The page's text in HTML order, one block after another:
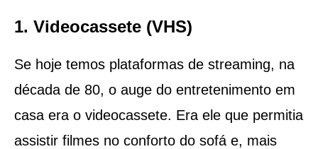
1. Videocassete (VHS)
Se hoje temos plataformas de streaming, na
década de 80, o auge do entretenimento em
casa era o videocassete. Era ele que permitia
assistir filmes no conforto do sofá e, mais